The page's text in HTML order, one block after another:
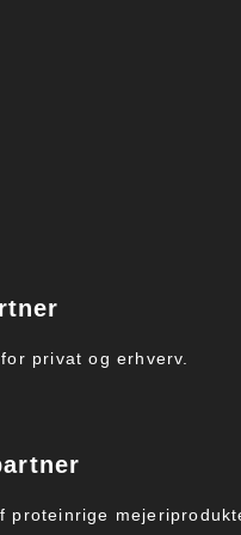
privat og erhverv.
proteinrige